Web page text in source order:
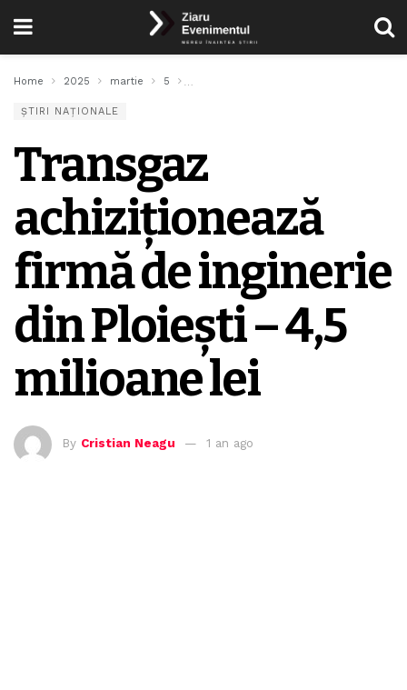
Home 2025 martie 5
ȘTIRI NAȚIONALE
Transgaz
achiziționează
firmă de inginerie
din Ploiești – 4,5
milioane lei
By Cristian Neagu 1 an ago